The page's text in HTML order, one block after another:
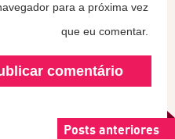
para a próxima vez
que eu comentar.
Posts anteriores